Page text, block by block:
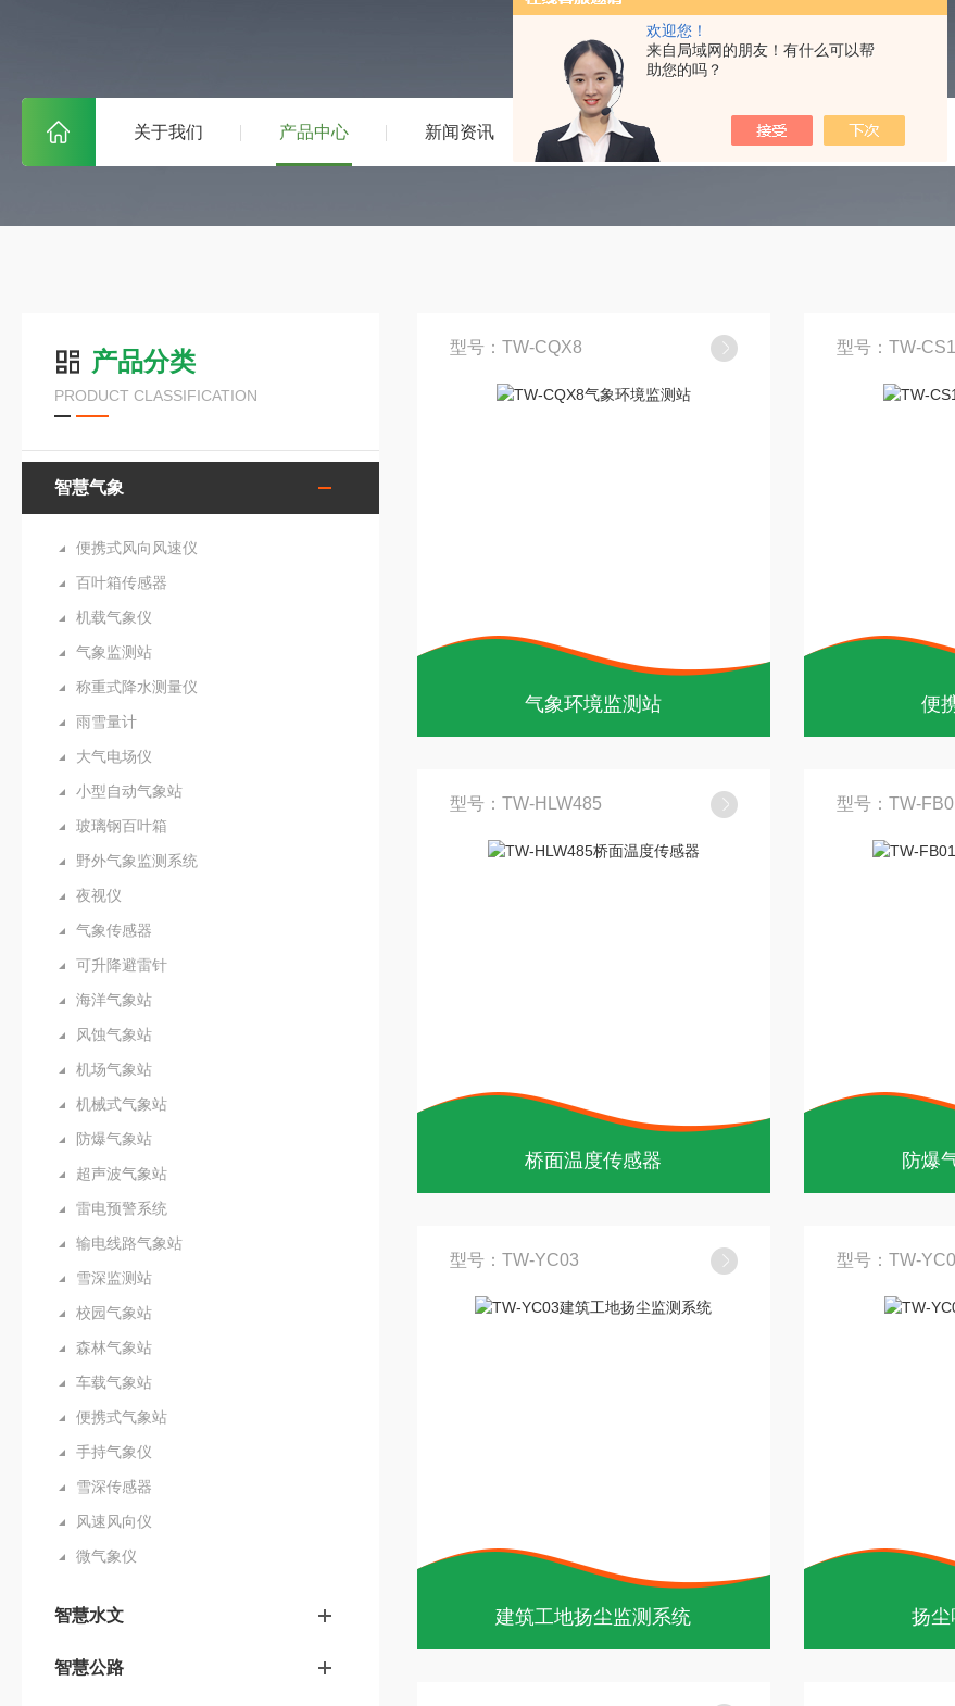
欢迎您！
来自局域网的朋友！有什么可以帮
助您的吗？
关于我们 产品中心 新闻资讯 技术文章 在线留言 联系我们
产品分类
PRODUCT CLASSIFICATION
智慧气象
便携式风向风速仪
百叶箱传感器
机载气象仪
气象监测站
称重式降水测量仪
雨雪量计
大气电场仪
小型自动气象站
玻璃钢百叶箱
野外气象监测系统
夜视仪
气象传感器
可升降避雷针
海洋气象站
风蚀气象站
机场气象站
机械式气象站
防爆气象站
超声波气象站
雷电预警系统
输电线路气象站
雪深监测站
校园气象站
森林气象站
车载气象站
便携式气象站
手持气象仪
雪深传感器
风速风向仪
微气象仪
智慧水文
智慧公路
型号：TW-CQX8
气象环境监测站
型号：TW-
便
型号：TW-HLW485
桥面温度传感器
型号：TW-
防爆
型号：TW-YC03
建筑工地扬尘监测系统
型号：TW-
扬尘